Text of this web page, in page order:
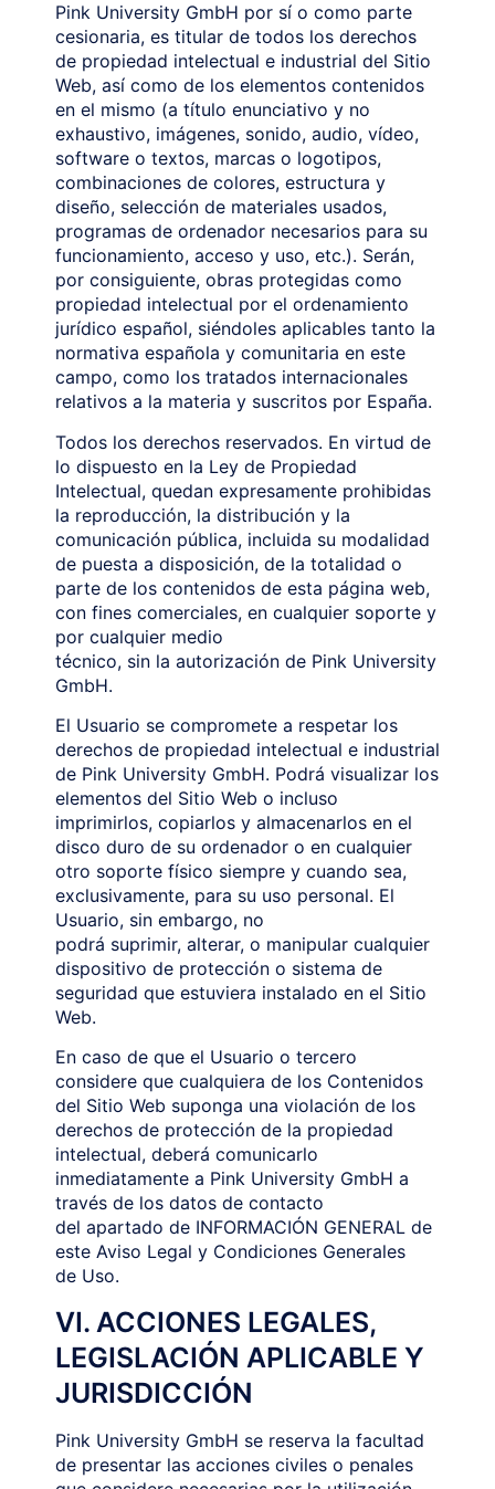
Pink University GmbH por sí o como parte
cesionaria, es titular de todos los derechos
de propiedad intelectual e industrial del Sitio
Web, así como de los elementos contenidos
en el mismo (a título enunciativo y no
exhaustivo, imágenes, sonido, audio, vídeo,
software o textos, marcas o logotipos,
combinaciones de colores, estructura y
diseño, selección de materiales usados,
programas de ordenador necesarios para su
funcionamiento, acceso y uso, etc.). Serán,
por consiguiente, obras protegidas como
propiedad intelectual por el ordenamiento
jurídico español, siéndoles aplicables tanto la
normativa española y comunitaria en este
campo, como los tratados internacionales
relativos a la materia y suscritos por España.
Todos los derechos reservados. En virtud de
lo dispuesto en la Ley de Propiedad
Intelectual, quedan expresamente prohibidas
la reproducción, la distribución y la
comunicación pública, incluida su modalidad
de puesta a disposición, de la totalidad o
parte de los contenidos de esta página web,
con fines comerciales, en cualquier soporte y
por cualquier medio
técnico, sin la autorización de Pink University
GmbH.
El Usuario se compromete a respetar los
derechos de propiedad intelectual e industrial
de Pink University GmbH. Podrá visualizar los
elementos del Sitio Web o incluso
imprimirlos, copiarlos y almacenarlos en el
disco duro de su ordenador o en cualquier
otro soporte físico siempre y cuando sea,
exclusivamente, para su uso personal. El
Usuario, sin embargo, no
podrá suprimir, alterar, o manipular cualquier
dispositivo de protección o sistema de
seguridad que estuviera instalado en el Sitio
Web.
En caso de que el Usuario o tercero
considere que cualquiera de los Contenidos
del Sitio Web suponga una violación de los
derechos de protección de la propiedad
intelectual, deberá comunicarlo
inmediatamente a Pink University GmbH a
través de los datos de contacto
del apartado de INFORMACIÓN GENERAL de
este Aviso Legal y Condiciones Generales
de Uso.
VI. ACCIONES LEGALES,
LEGISLACIÓN APLICABLE Y
JURISDICCIÓN
Pink University GmbH se reserva la facultad
de presentar las acciones civiles o penales